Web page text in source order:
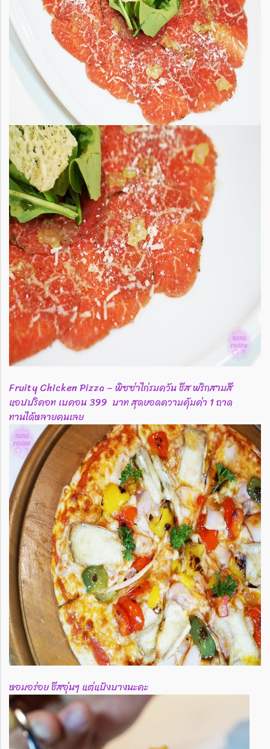
Fruity Chicken Pizza – พิซซ่าไก่รมควัน ชีส พริกสามสี
แอปปริคอท เบคอน 399 บาท สุดยอดความคุ้มค่า 1 ถาด
ทานได้หลายคนเลย
หอมอร่อย ชีสอุ่นๆ แต่แป้งบางนะคะ